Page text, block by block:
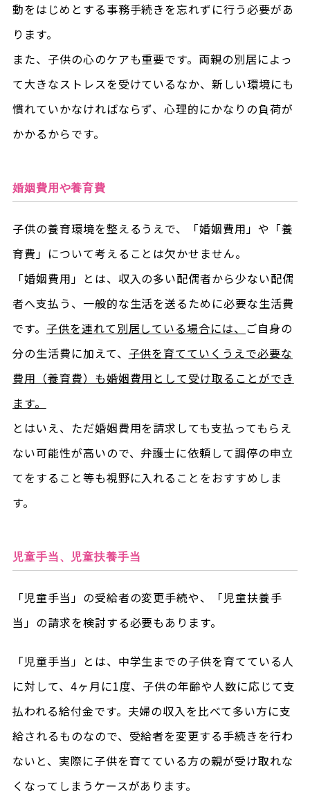
動をはじめとする事務手続きを忘れずに行う必要があ
ります。
また、子供の心のケアも重要です。両親の別居によっ
て大きなストレスを受けているなか、新しい環境にも
慣れていかなければならず、心理的にかなりの負荷が
かかるからです。
婚姻費用や養育費
子供の養育環境を整えるうえで、「婚姻費用」や「養
育費」について考えることは欠かせません。
「婚姻費用」とは、収入の多い配偶者から少ない配偶
者へ支払う、一般的な生活を送るために必要な生活費
です。 子供を連れて別居している場合には、 ご自身の
分の生活費に加えて、 子供を育てていくうえで必要な
費用（養育費）も婚姻費用として受け取ることができ
ます。
とはいえ、ただ婚姻費用を請求しても支払ってもらえ
ない可能性が高いので、弁護士に依頼して調停の申立
てをすること等も視野に入れることをおすすめしま
す。
児童手当、児童扶養手当
「児童手当」の受給者の変更手続や、「児童扶養手
当」の請求を検討する必要もあります。
「児童手当」とは、中学生までの子供を育てている人
に対して、4ヶ月に1度、子供の年齢や人数に応じて支
払われる給付金です。夫婦の収入を比べて多い方に支
給されるものなので、受給者を変更する手続きを行わ
ないと、実際に子供を育てている方の親が受け取れな
くなってしまうケースがあります。